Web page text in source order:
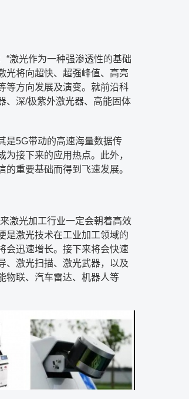
“激光作为一种强渗透性的基础
光将向超快、超强峰值、高亮
等方向发展及演变。就前沿科
、深/极紫外激光器、高能固体
是5G带动的高速海量数据传
接下来的应用热点。此外，
重要基础而得到飞速发展。
激光加工行业一定会朝着高效
是激光技术在工业加工领域的
会迅速增长。接下来将会快速
、激光扫描、激光武器，以及
物联、汽车雷达、机器人等